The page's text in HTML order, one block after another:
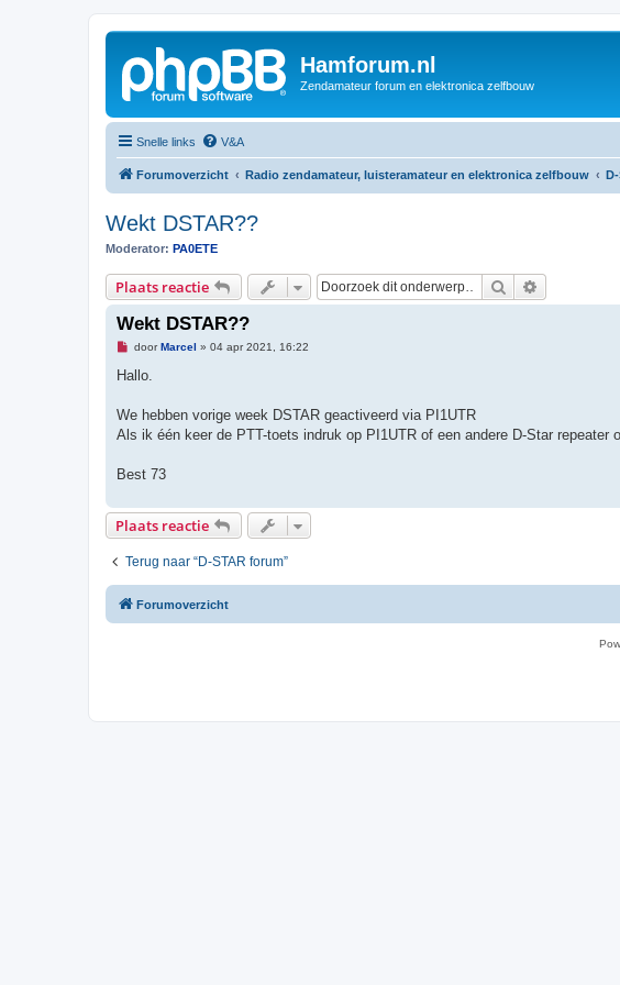
Hamforum.nl
Zendamateur forum en elektronica zelfbouw
Snelle links V&A
Forumoverzicht Radio zendamateur, luisteramateur en elektronica zelfbouw
Wekt DSTAR??
Moderator: PA0ETE
Plaats reactie Zoek
Wekt DSTAR??
O
g
e
e
e
c
h
doorMarcel » 04 apr 2021, 16:22
Hallo.
We hebben vorige week DSTAR geactiveerd via PI1UTR
Als ik één keer de PTT-toets indruk op PI1UTR of een andere D-Star
Best 73
Plaats reactie
Terug naar “D-STAR forum”
Forumoverzicht